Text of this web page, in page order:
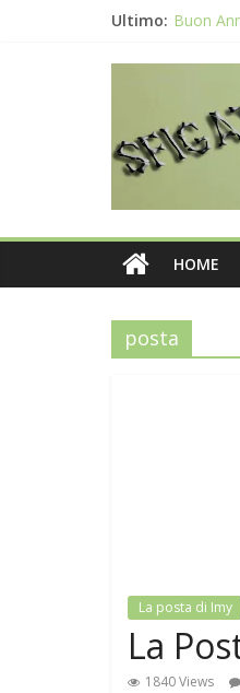
Ultimo: Buon
Qual è il
La
Il 2020
HOME
posta
La posta di Imy
La
1840 Views